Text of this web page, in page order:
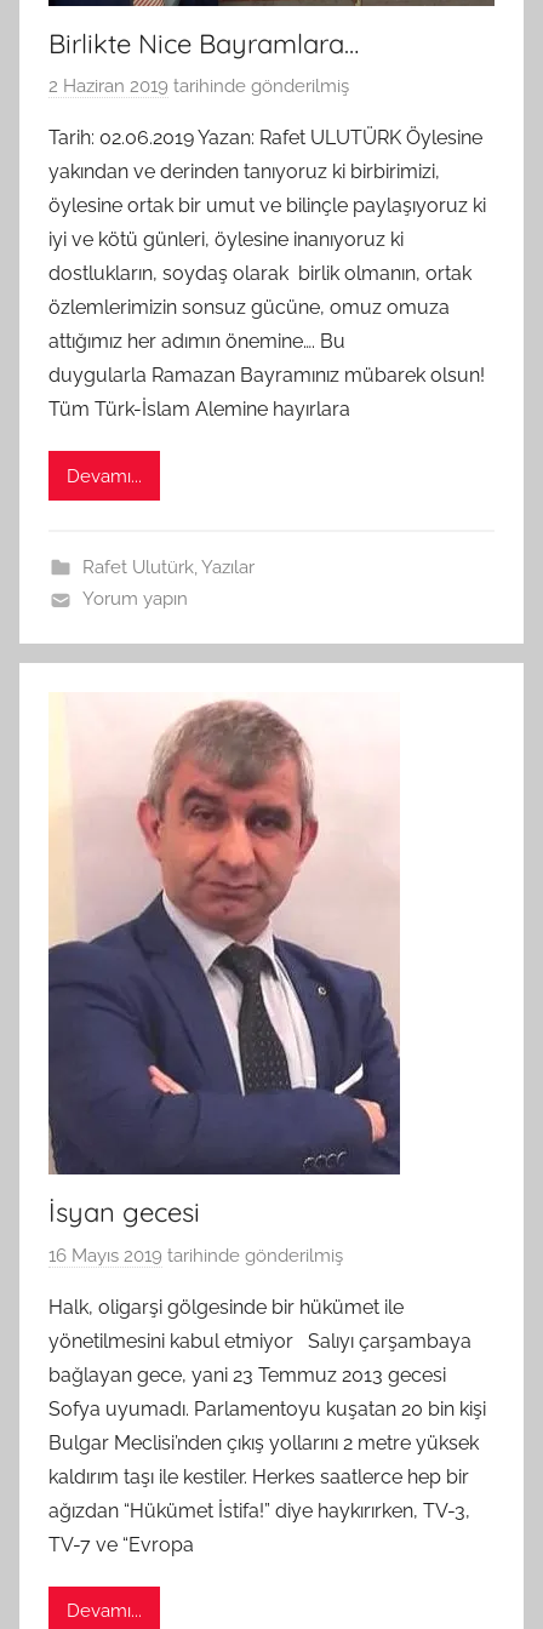
Birlikte Nice Bayramlara…
2 Haziran 2019 tarihinde gönderilmiş
S
A
M
t
a
r
f
Tarih: 02.06.2019 Yazan: Rafet ULUTÜRK Öylesine
yakından ve derinden tanıyoruz ki birbirimizi,
öylesine ortak bir umut ve bilinçle paylaşıyoruz ki
iyi ve kötü günleri, öylesine inanıyoruz ki
dostlukların, soydaş olarak birlik olmanın, ortak
özlemlerimizin sonsuz gücüne, omuz omuza
attığımız her adımın önemine…. Bu
duygularla Ramazan Bayramınız mübarek olsun!
Tüm Türk-İslam Alemine hayırlara
Devamı...
Rafet Ulutürk,Yazılar
Yorum yapın
İsyan gecesi
16 Mayıs 2019 tarihinde gönderilmiş
S
A
M
t
a
r
a
Halk, oligarşi gölgesinde bir hükümet ile
yönetilmesini kabul etmiyor Salıyı çarşambaya
bağlayan gece, yani 23 Temmuz 2013 gecesi
Sofya uyumadı. Parlamentoyu kuşatan 20 bin kişi
Bulgar Meclisi’nden çıkış yollarını 2 metre yüksek
kaldırım taşı ile kestiler. Herkes saatlerce hep bir
ağızdan “Hükümet İstifa!” diye haykırırken, TV-3,
TV-7 ve “Evropa
Devamı...